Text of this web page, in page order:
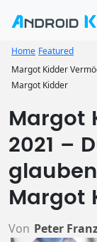
Home Featured
Margot Kidder
Margot Kidder
Margot
2021 –
Margot
Von Peter